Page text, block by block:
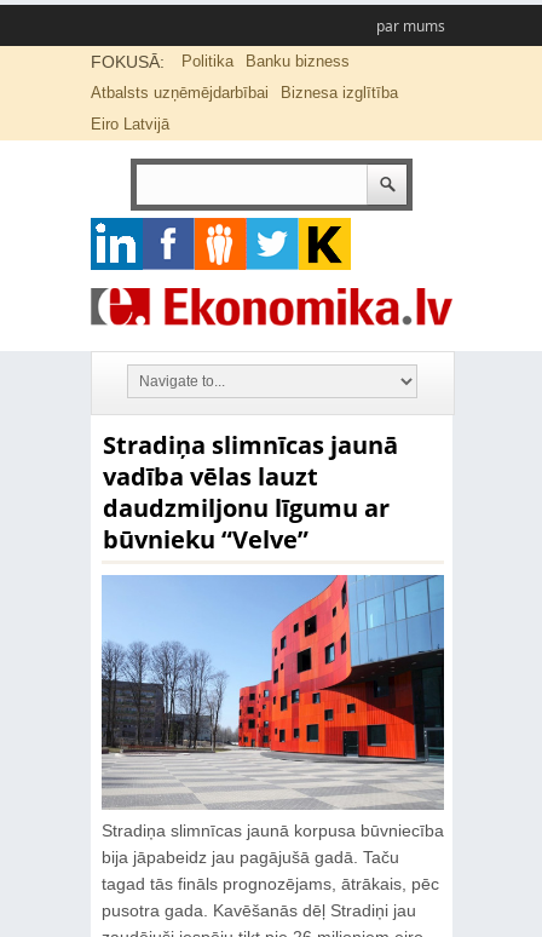
par mums
FOKUSĀ: Politika
Banku bizness
Atbalsts uzņēmējdarbībai
Biznesa izglītība
Eiro Latvijā
Stradiņa slimnīcas jaunā
vadība vēlas lauzt
daudzmiljonu līgumu ar
būvnieku “Velve”
Stradiņa slimnīcas jaunā korpusa būvniecība
bija jāpabeidz jau pagājušā gadā. Taču
tagad tās fināls prognozējams, ātrākais, pēc
pusotra gada. Kavēšanās dēļ Stradiņi jau